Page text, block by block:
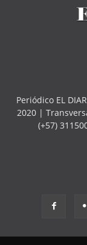
Periódico EL
2020 |
(+57)